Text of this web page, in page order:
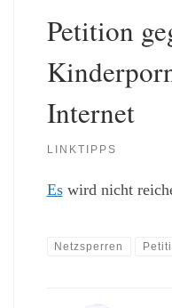
Petition
Internet
LINKTIPPS
Eswird nicht
Netzsperren